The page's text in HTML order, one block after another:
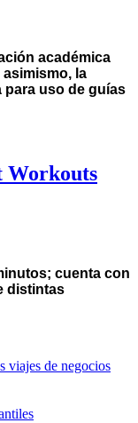
académica
la
para uso de guías
Workouts
cuenta con
distintas
viajes de negocios